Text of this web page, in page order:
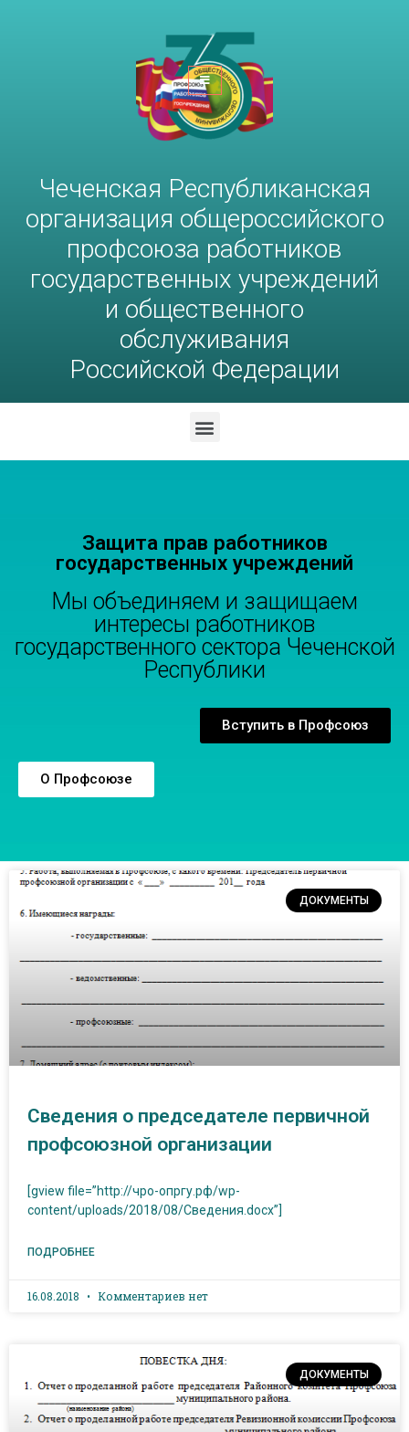
Чеченская Республиканская
организация общероссийского
профсоюза работников
госучреждений и общественного
Чеченская Республиканская
организация общероссийского
профсоюза работников
государственных учреждений
и общественного
обслуживания
Российской Федерации
Защита прав работников
государственных учреждений
Мы объединяем и защищаем
интересы работников
государственного сектора Чеченской
Республики
Вступить в Профсоюз
О Профсоюзе
ДОКУМЕНТЫ
Сведения о председателе первичной
профсоюзной организации
[gview file=”http://чро-опргу.рф/wp-
content/uploads/2018/08/Сведения.docx”]
ПОДРОБНЕЕ
16.08.2018 Комментариев нет
ДОКУМЕНТЫ